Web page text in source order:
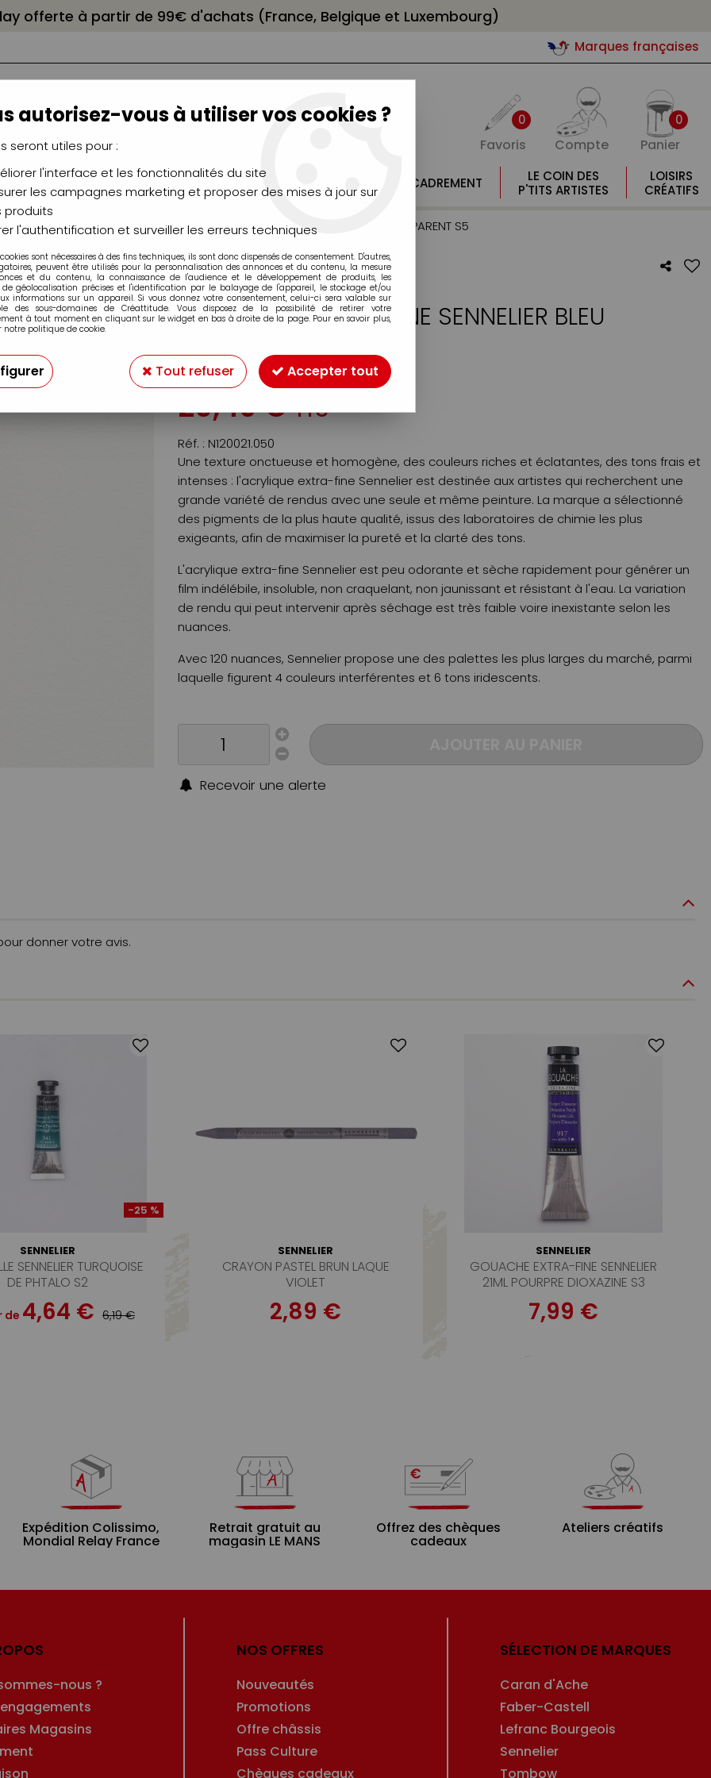
offerte à partir de 99€ d'achats (France, Belgique et Luxembourg)
Marques françaises
0
Favoris Compte
0
Panier
CHÂSSIS
CHEVALETS
AÉROGRAPHIE
MODÉLISME
MOULAGE
ENCADREMENT
LE COIN DES
P'TITS ARTISTES
LOISIRS
CRÉATIFS
Extra-Fine SENNELIER>ACRYLIQUE EXTRA-FINE SENNELIER BLEU TRANSPARENT S5
ACRYLIQUE EXTRA-FINE SENNELIER BLEU
Soyez le premier à donner votre avis !
20,49€TTC
Réf. : N120021.050
Une texture onctueuse et homogène, des couleurs riches et éclatantes, des tons frais et
intenses : l'acrylique extra-fine Sennelier est destinée aux artistes qui recherchent une
grande variété de rendus avec une seule et même peinture. La marque a sélectionné
des pigments de la plus haute qualité, issus des laboratoires de chimie les plus
exigeants, afin de maximiser la pureté et la clarté des tons.
L'acrylique extra-fine Sennelier est peu odorante et sèche rapidement pour générer un
film indélébile, insoluble, non craquelant, non jaunissant et résistant à l'eau. La variation
de rendu qui peut intervenir après séchage est très faible voire inexistante selon les
nuances.
Avec 120 nuances, Sennelier propose une des palettes les plus larges du marché, parmi
laquelle figurent 4 couleurs interférentes et 6 tons iridescents.
Recevoir une alerte
donner votre avis.
-25 %
SENNELIER
SENNELIER TURQUOISE
DE PHTALO S2
de 4,64 € 6,19 €
SENNELIER
CRAYON PASTEL BRUN LAQUE
VIOLET
2,89 €
SENNELIER
GOUACHE EXTRA-FINE SENNELIER
21ML POURPRE DIOXAZINE S3
7,99 €
Expédition Colissimo,
Mondial Relay France
Retrait gratuit au
magasin LE MANS
Offrez des chèques
cadeaux
Ateliers créatifs
nous ?
Magasins
NOS OFFRES
Nouveautés
Promotions
Offre châssis
Pass Culture
Chèques cadeaux
SÉLECTION DE MARQUES
Caran d'Ache
Faber-Castell
Lefranc Bourgeois
Sennelier
Tombow
autorisez-vous à utiliser vos cookies ?
seront utiles pour :
l'interface et les fonctionnalités du site
les campagnes marketing et proposer des mises à jour sur
produits
l'authentification et surveiller les erreurs techniques
sont nécessaires à des fins techniques, ils sont donc dispensés de consentement. D'autres,
peuvent être utilisés pour la personnalisation des annonces et du contenu, la mesure
et du contenu, la connaissance de l'audience et le développement de produits, les
de géolocalisation précises et l'identification par le balayage de l'appareil, le stockage et/ou
informations sur un appareil. Si vous donnez votre consentement, celui-ci sera valable sur
des sous-domaines de Créattitude. Vous disposez de la possibilité de retirer votre
à tout moment en cliquant sur le widget en bas à droite de la page. Pour en savoir plus,
notre politique de cookie.
Tout refuser Accepter tout